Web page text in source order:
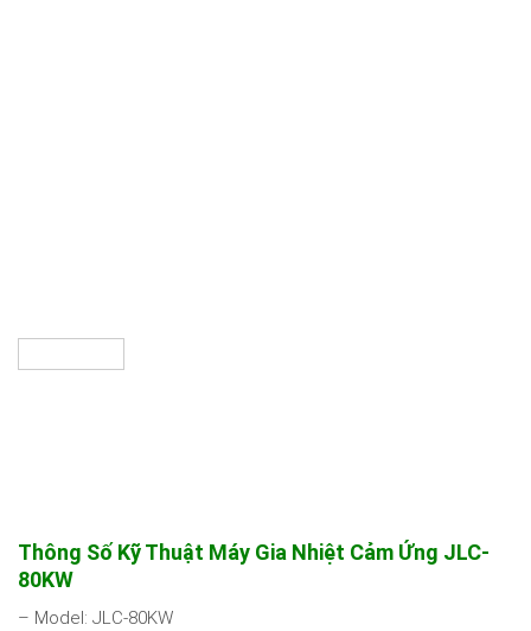
Thông Số Kỹ Thuật Máy Gia Nhiệt Cảm Ứng JLC-
80KW
– Model: JLC-80KW